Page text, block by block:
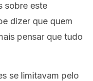
sobre este
dizer que quem
pensar que tudo
se limitavam pelo